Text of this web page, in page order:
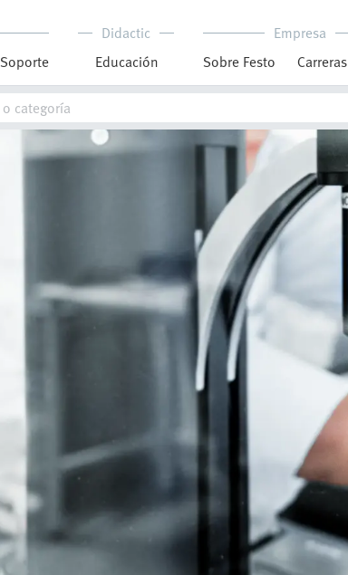
Soporte
Didactic
Educación
Empresa
Sobre Festo
Carreras